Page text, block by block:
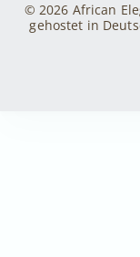
© 2026 African
gehostet in